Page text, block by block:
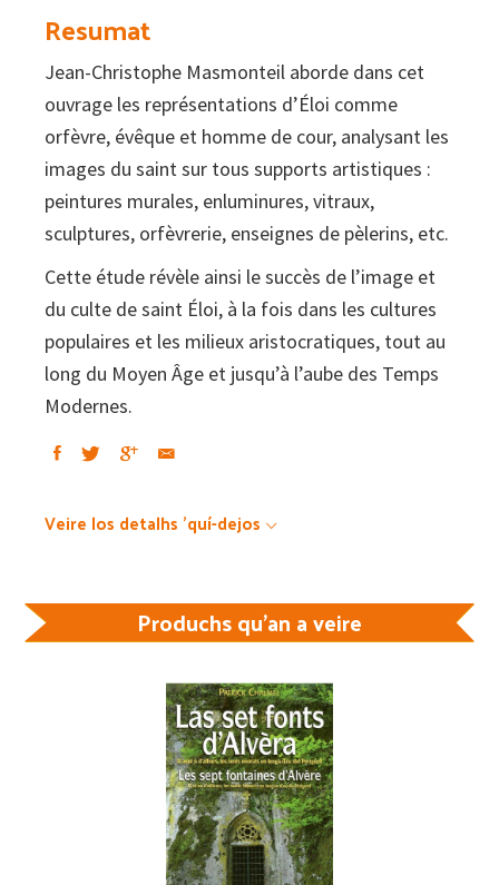
Resumat
Jean-Christophe Masmonteil aborde dans cet
ouvrage les représentations d’Éloi comme
orfèvre, évêque et homme de cour, analysant les
images du saint sur tous supports artistiques :
peintures murales, enluminures, vitraux,
sculptures, orfèvrerie, enseignes de pèlerins, etc.
Cette étude révèle ainsi le succès de l’image et
du culte de saint Éloi, à la fois dans les cultures
populaires et les milieux aristocratiques, tout au
long du Moyen Âge et jusqu’à l’aube des Temps
Modernes.
Veire los detalhs 'quí-dejos
Produchs qu'an a veire